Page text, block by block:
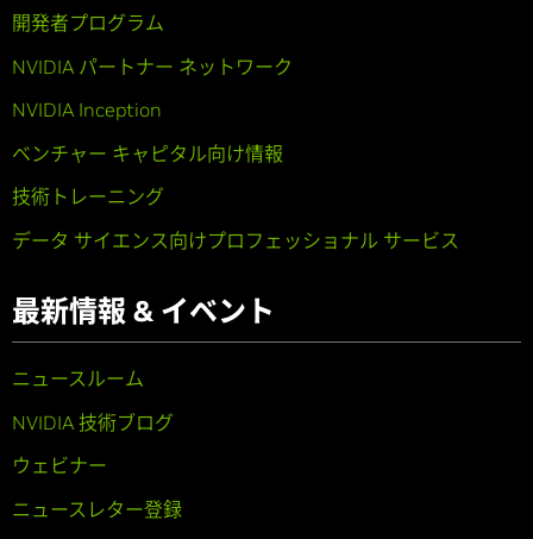
開発者プログラム
NVIDIA パートナー ネットワーク
NVIDIA Inception
ベンチャー キャピタル向け情報
技術トレーニング
データ サイエンス向けプロフェッショナル サービス
最新情報 & イベント
ニュースルーム
NVIDIA 技術ブログ
ウェビナー
ニュースレター登録